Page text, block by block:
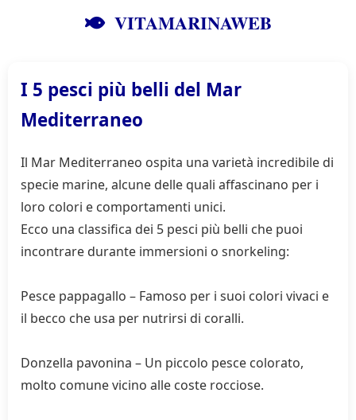
VITAMARINAWEB
I 5 pesci più belli del Mar
Mediterraneo
Il Mar Mediterraneo ospita una varietà incredibile di
specie marine, alcune delle quali affascinano per i
loro colori e comportamenti unici.
Ecco una classifica dei 5 pesci più belli che puoi
incontrare durante immersioni o snorkeling:
Pesce pappagallo – Famoso per i suoi colori vivaci e
il becco che usa per nutrirsi di coralli.
Donzella pavonina – Un piccolo pesce colorato,
molto comune vicino alle coste rocciose.